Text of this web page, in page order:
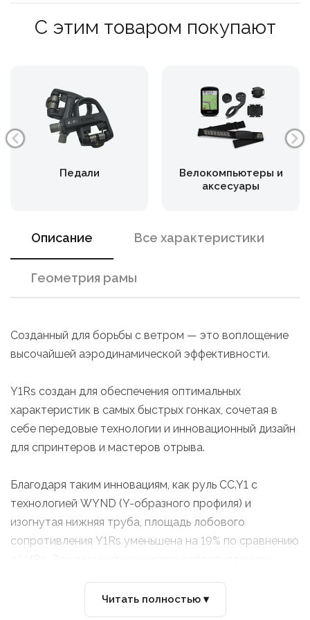
С этим товаром покупают
Педали
Велокомпьютеры и
аксесуары
Описание Все характеристики
Геометрия рамы
Созданный для борьбы с ветром — это воплощение
высочайшей аэродинамической эффективности.
Y1Rs создан для обеспечения оптимальных
характеристик в самых быстрых гонках, сочетая в
себе передовые технологии и инновационный дизайн
для спринтеров и мастеров отрыва.
Благодаря таким инновациям, как руль CC.Y1 с
технологией WYND (Y-образного профиля) и
изогнутая нижняя труба, площадь лобового
сопротивления Y1Rs уменьшена на 19% по сравнению
Читать полностью ▾